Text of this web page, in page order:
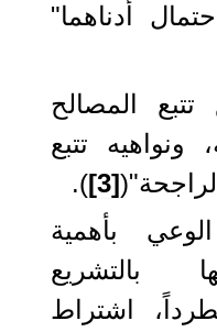
أدناهما"
المصالح
ونواهيه تتبع
[3]
).
بأهمية
بالتشريع
اشتراط